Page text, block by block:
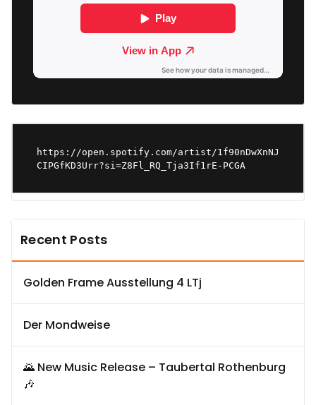
https://open.spotify.com/artist/1f90nDwXnNJ
CIPGfKD3Urr?si=Z8Fl_RQ_Tja3If1rE-PCGA
Recent Posts
Golden Frame Ausstellung 4 LTj
Der Mondweise
🌄 New Music Release – Taubertal Rothenburg
🎶